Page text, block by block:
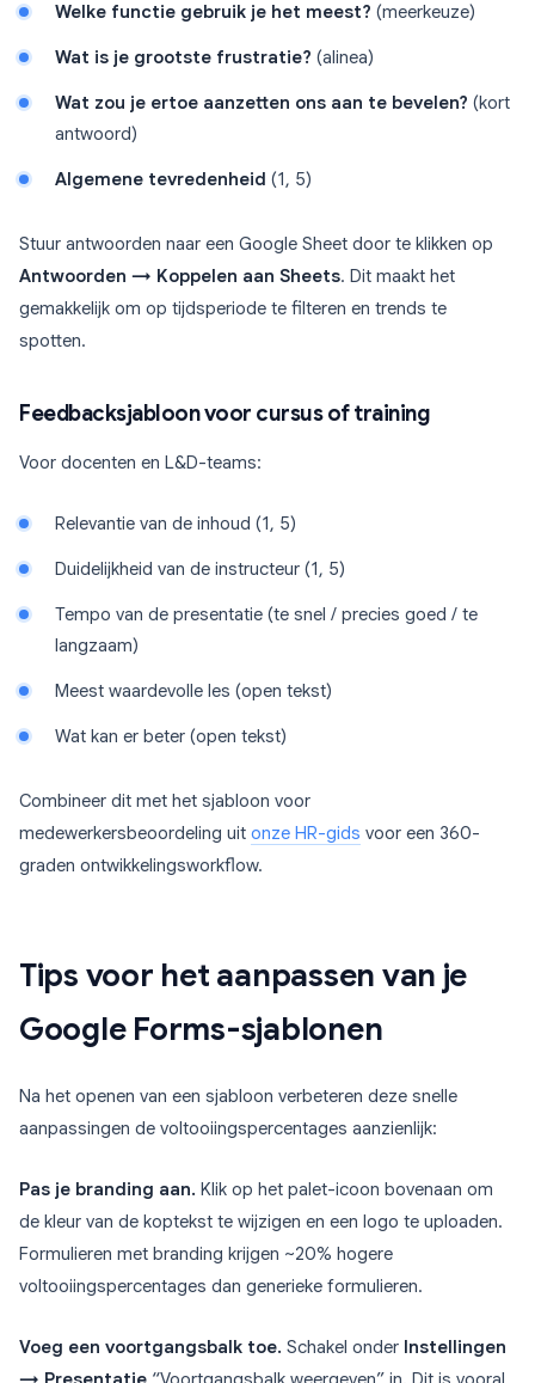
Welke functie gebruik je het meest? (meerkeuze)
Wat is je grootste frustratie? (alinea)
Wat zou je ertoe aanzetten ons aan te bevelen? (kort
antwoord)
Algemene tevredenheid (1, 5)
Stuur antwoorden naar een Google Sheet door te klikken op
Antwoorden → Koppelen aan Sheets. Dit maakt het
gemakkelijk om op tijdsperiode te filteren en trends te
spotten.
Feedbacksjabloon voor cursus of training
Voor docenten en L&D-teams:
Relevantie van de inhoud (1, 5)
Duidelijkheid van de instructeur (1, 5)
Tempo van de presentatie (te snel / precies goed / te
langzaam)
Meest waardevolle les (open tekst)
Wat kan er beter (open tekst)
Combineer dit met het sjabloon voor
medewerkersbeoordeling uit onze HR-gids voor een 360-
graden ontwikkelingsworkflow.
Tips voor het aanpassen van je
Google Forms-sjablonen
Na het openen van een sjabloon verbeteren deze snelle
aanpassingen de voltooiingspercentages aanzienlijk:
Pas je branding aan. Klik op het palet-icoon bovenaan om
de kleur van de koptekst te wijzigen en een logo te uploaden.
Formulieren met branding krijgen ~20% hogere
voltooiingspercentages dan generieke formulieren.
Voeg een voortgangsbalk toe. Schakel onder Instellingen